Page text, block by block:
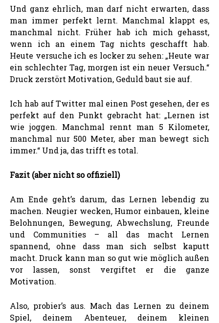
Und ganz ehrlich, man darf nicht erwarten, dass
man immer perfekt lernt. Manchmal klappt es,
manchmal nicht. Früher hab ich mich gehasst,
wenn ich an einem Tag nichts geschafft hab.
Heute versuche ich es locker zu sehen: „Heute war
ein schlechter Tag, morgen ist ein neuer Versuch.“
Druck zerstört Motivation, Geduld baut sie auf.
Ich hab auf Twitter mal einen Post gesehen, der es
perfekt auf den Punkt gebracht hat: „Lernen ist
wie joggen. Manchmal rennt man 5 Kilometer,
manchmal nur 500 Meter, aber man bewegt sich
immer.“ Und ja, das trifft es total.
Fazit (aber nicht so offiziell)
Am Ende geht’s darum, das Lernen lebendig zu
machen. Neugier wecken, Humor einbauen, kleine
Belohnungen, Bewegung, Abwechslung, Freunde
und Communities – all das macht Lernen
spannend, ohne dass man sich selbst kaputt
macht. Druck kann man so gut wie möglich außen
vor lassen, sonst vergiftet er die ganze
Motivation.
Also, probier’s aus. Mach das Lernen zu deinem
Spiel, deinem Abenteuer, deinem kleinen